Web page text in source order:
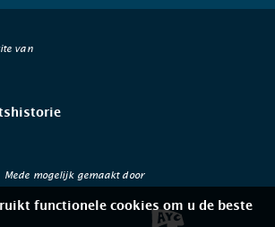
van
Mede mogelijk gemaakt door
functionele cookies om u de beste